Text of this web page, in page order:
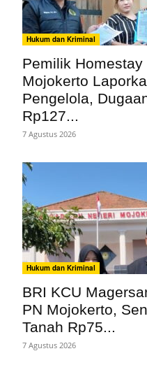
Hukum dan Kriminal
Pemilik
Mojokerto
Pengelola,
Rp127...
7 Agustus 2026
Hukum dan Kriminal
BRI KCU
PN Mojokerto,
Tanah Rp75...
7 Agustus 2026